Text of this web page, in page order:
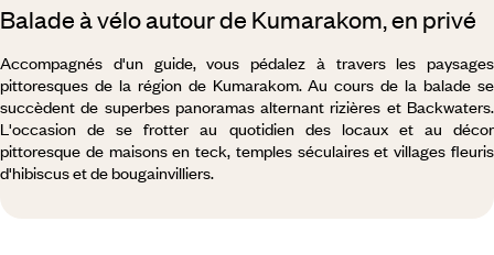
Balade à vélo autour de Kumarakom, en privé
Accompagnés d'un guide, vous pédalez à travers les paysages
pittoresques de la région de Kumarakom. Au cours de la balade se
succèdent de superbes panoramas alternant rizières et Backwaters.
L'occasion de se frotter au quotidien des locaux et au décor
pittoresque de maisons en teck, temples séculaires et villages fleuris
d'hibiscus et de bougainvilliers.